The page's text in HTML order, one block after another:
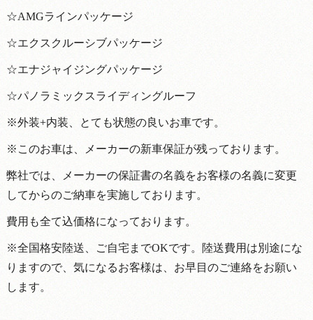
☆AMGラインパッケージ
☆エクスクルーシブパッケージ
☆エナジャイジングパッケージ
☆パノラミックスライディングルーフ
※外装+内装、とても状態の良いお車です。
※このお車は、メーカーの新車保証が残っております。
弊社では、メーカーの保証書の名義をお客様の名義に変更
してからのご納車を実施しております。
費用も全て込価格になっております。
※全国格安陸送、ご自宅までOKです。陸送費用は別途にな
りますので、気になるお客様は、お早目のご連絡をお願い
します。